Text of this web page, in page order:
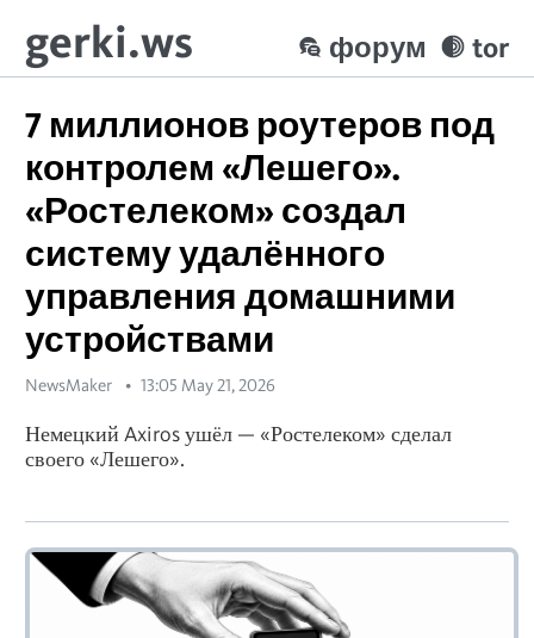
gerki.ws tor
форум
7 миллионов роутеров под
контролем «Лешего».
«Ростелеком» создал
систему удалённого
управления домашними
устройствами
NewsMaker 13:05 May 21, 2026
Немецкий Axiros ушёл — «Ростелеком» сделал
своего «Лешего».